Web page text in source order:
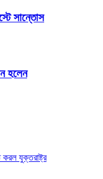
সান্তোস
হলেন
করল যুক্তরাষ্ট্র